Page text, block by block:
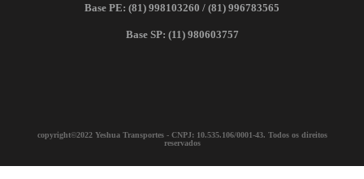
Base PE: (81) 998103260 / (81) 996783565
Base SP: (11) 980603757
copyright©2022 Yeshua Transportes - CNPJ: 10.535.106/0001-43. Todos os direitos
reservados